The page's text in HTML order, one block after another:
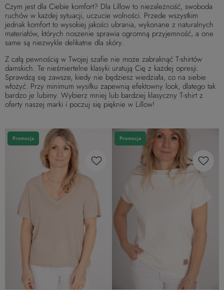
Czym jest dla Ciebie komfort? Dla Lillow to niezależność, swoboda
ruchów w każdej sytuacji, uczucie wolności. Przede wszystkim
jednak komfort to wysokiej jakości ubrania, wykonane z naturalnych
materiałów, których noszenie sprawia ogromną przyjemność, a one
same są niezwykle delikatne dla skóry.
Z całą pewnością w Twojej szafie nie może zabraknąć T-shirtów
damskich. Te nieśmiertelne klasyki uratują Cię z każdej opresji.
Sprawdzą się zawsze, kiedy nie będziesz wiedziała, co na siebie
włożyć. Przy minimum wysiłku zapewnią efektowny look, dlatego tak
bardzo je lubimy. Wybierz mniej lub bardziej klasyczny T-shirt z
oferty naszej marki i poczuj się pięknie w Lillow!
Promocja Promocja